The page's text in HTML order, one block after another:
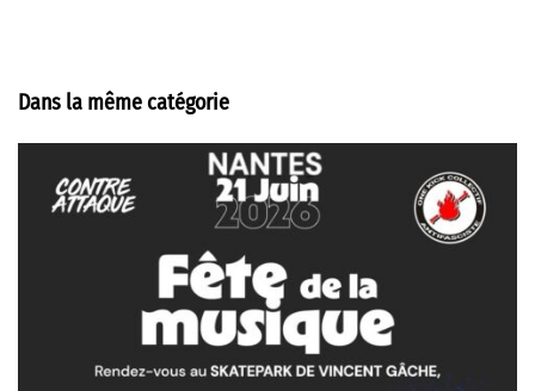
Dans la même catégorie